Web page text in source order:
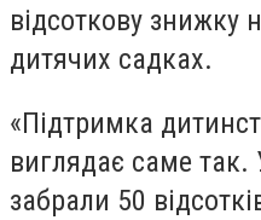
відсоткову знижку
дитячих садках.
«Підтримка
виглядає саме так.
забрали 50